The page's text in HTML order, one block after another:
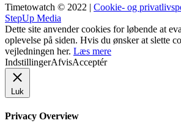
Timetowatch © 2022 | Cookie- og
StepUp Media
Dette site anvender cookies for løbende at
oplevelse på siden. Hvis du ønsker at slette
vejledningen her. Læs mere
IndstillingerAfvisAcceptér
Luk
Privacy Overview